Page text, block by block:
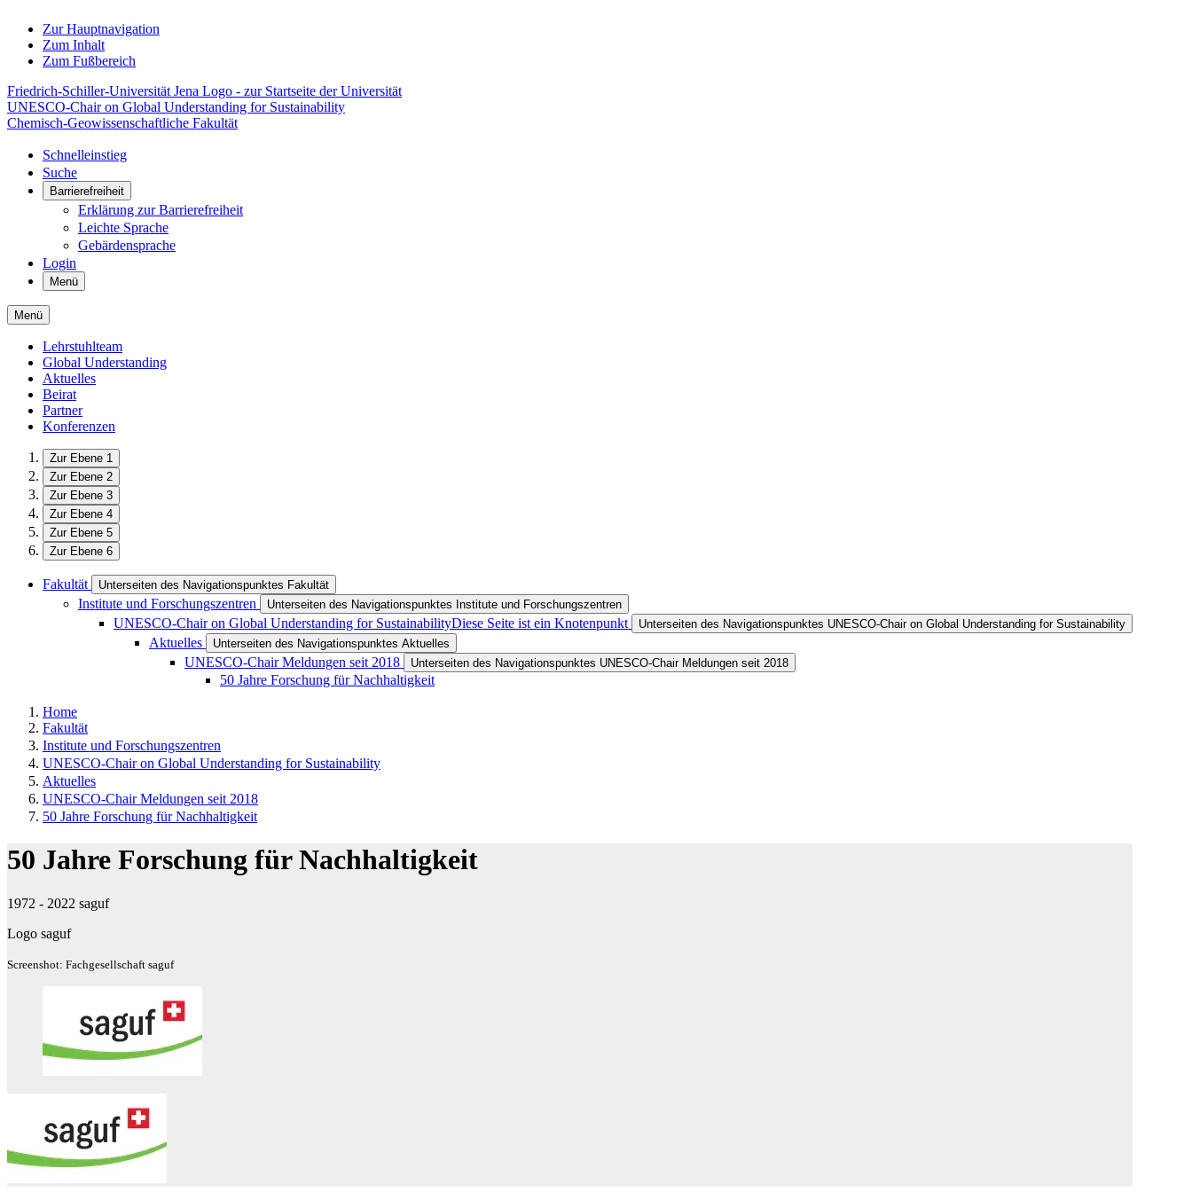
Zur Hauptnavigation
Zum Inhalt
Zum Fußbereich
Friedrich-Schiller-Universität Jena Logo - zur Startseite der Universität
UNESCO-Chair on Global Understanding for Sustainability
Chemisch-Geowissenschaftliche Fakultät
Schnelleinstieg
Suche
Barrierefreiheit
Erklärung zur Barrierefreiheit
Leichte Sprache
Gebärdensprache
Login
Menü
Menü
Lehrstuhlteam
Global Understanding
Aktuelles
Beirat
Partner
Konferenzen
Zur Ebene 1
Zur Ebene 2
Zur Ebene 3
Zur Ebene 4
Zur Ebene 5
Zur Ebene 6
Fakultät Unterseiten des Navigationspunktes Fakultät
Institute und Forschungszentren Unterseiten des Navigationspunktes Institute und Forschungszentren
UNESCO-Chair on Global Understanding for SustainabilityDiese Seite ist ein Knotenpunkt Unterseiten des Navigationspunktes UNESCO-Chair on Global Understanding for Sustainability
Aktuelles Unterseiten des Navigationspunktes Aktuelles
UNESCO-Chair Meldungen seit 2018 Unterseiten des Navigationspunktes UNESCO-Chair Meldungen seit 2018
50 Jahre Forschung für Nachhaltigkeit
Home
Fakultät
Institute und Forschungszentren
UNESCO-Chair on Global Understanding for Sustainability
Aktuelles
UNESCO-Chair Meldungen seit 2018
50 Jahre Forschung für Nachhaltigkeit
50 Jahre Forschung für Nachhaltigkeit
1972 - 2022 saguf
Logo saguf
Screenshot: Fachgesellschaft saguf